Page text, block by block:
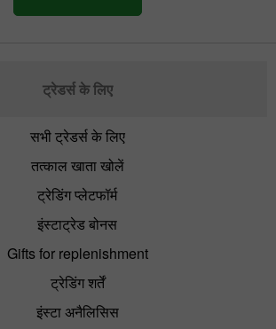
ट्रेडर्स के लिए
सभी ट्रेडर्स के लिए
तत्काल खाता खोलें
ट्रेडिंग प्लेटफॉर्म
इंस्टाट्रेड बोनस
Gifts for replenishment
ट्रेडिंग शर्तें
इंस्टा अनैलिसिस